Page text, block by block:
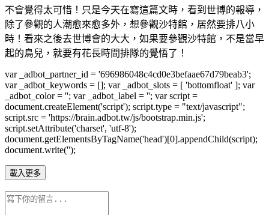
不會覺得太可惜！只是今天在寫這篇文時，看到世博的報導，
除了參觀的人潮愈來愈多外，想參觀沙特館，居然要排八小
時！看來之後去世博會的大大，如果要參觀沙特館，不是當早
起的鳥兒，就要有花長時間排隊的覺悟了！
var _adbot_partner_id = '696986048c4cd0e3befaae67d79beab3';
var _adbot_keywords = []; var _adbot_slots = [ 'bottomfloat' ]; var
_adbot_color = ''; var _adbot_label = ''; var script =
document.createElement('script'); script.type = "text/javascript";
script.src = 'https://brain.adbot.tw/js/bootstrap.min.js';
script.setAttribute('charset', 'utf-8');
document.getElementsByTagName('head')[0].appendChild(script);
document.write('');
載入更多